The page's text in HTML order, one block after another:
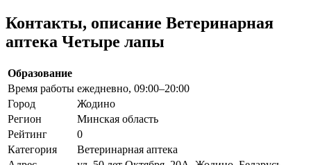
Контакты, описание Ветеринарная
аптека Четыре лапы
Образование
Время работы ежедневно, 09:00–20:00
Город
Жодино
Регион
Минская область
Рейтинг
0
Категория
Ветеринарная аптека